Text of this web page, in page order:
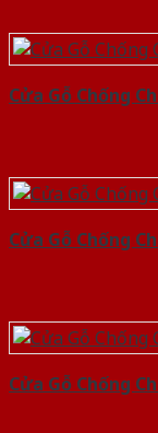
Cửa Gỗ Chống
Cửa Gỗ Chống
Cửa Gỗ Chống